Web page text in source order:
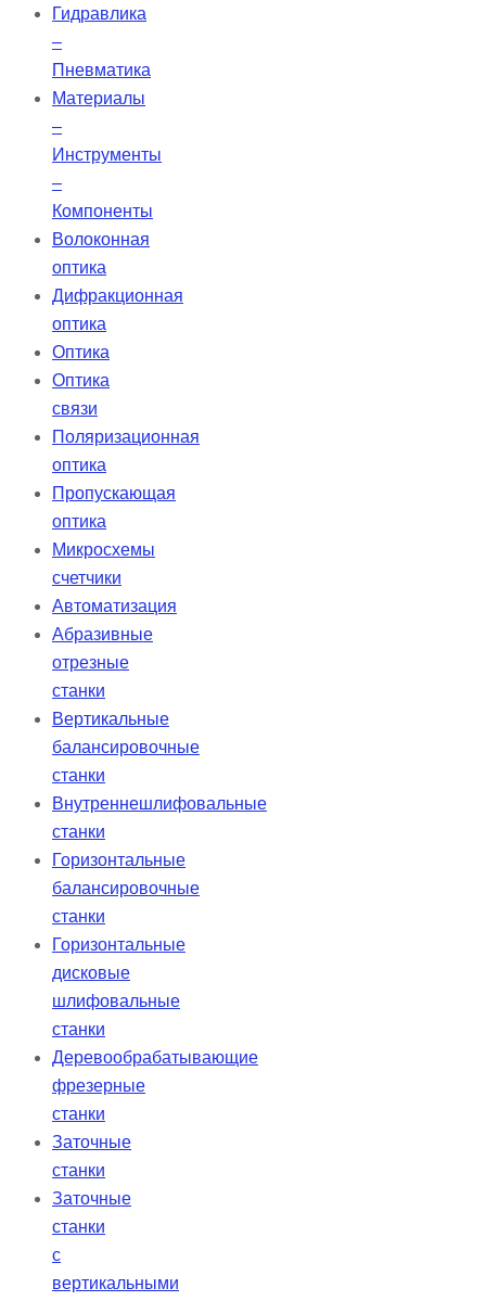
Гидравлика
–
Пневматика
Материалы
–
Инструменты
–
Компоненты
Волоконная
оптика
Дифракционная
оптика
Оптика
Оптика
связи
Поляризационная
оптика
Пропускающая
оптика
Микросхемы
счетчики
Автоматизация
Абразивные
отрезные
станки
Вертикальные
балансировочные
станки
Внутреннешлифовальные
станки
Горизонтальные
балансировочные
станки
Горизонтальные
дисковые
шлифовальные
станки
Деревообрабатывающие
фрезерные
станки
Заточные
станки
Заточные
станки
с
вертикальными